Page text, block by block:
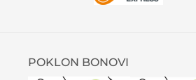
POKLON BONOVI